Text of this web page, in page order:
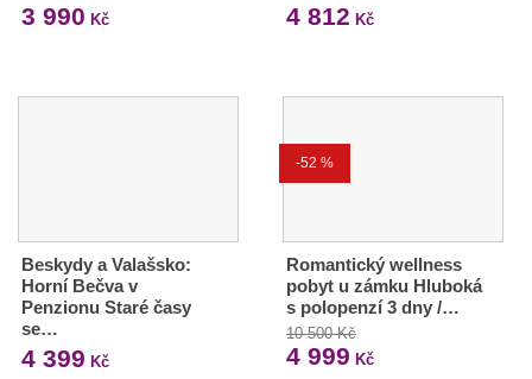
3 990 Kč 4 812 Kč
Beskydy a Valašsko:
Horní Bečva v
Penzionu Staré časy
se…
4 399 Kč
-52 %
Romantický wellness
pobyt u zámku Hluboká
s polopenzí 3 dny /…
10 500 Kč
4 999 Kč